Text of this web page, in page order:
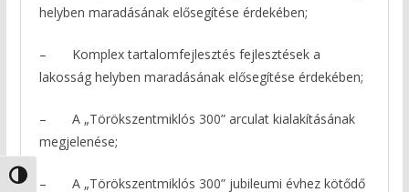
Nagy kontraszt váltása
helyben maradásának elősegítése érdekében;
– Komplex tartalomfejlesztés fejlesztések a
lakosság helyben maradásának elősegítése érdekében;
– A „Törökszentmiklós 300” arculat kialakításának
megjelenése;
– A „Törökszentmiklós 300” jubileumi évhez kötődő